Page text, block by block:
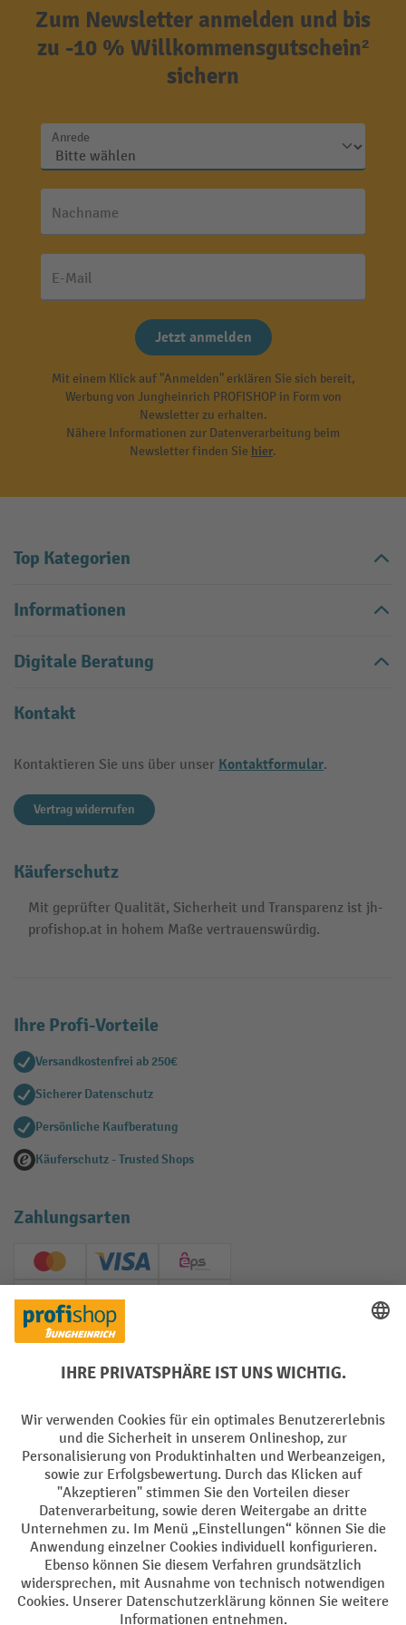
Zum Newsletter anmelden und bis
zu -10 % Willkommensgutschein²
sichern
Anrede
Nachname
E-Mail
Jetzt anmelden
Mit einem Klick auf "Anmelden" erklären Sie sich bereit,
Werbung von Jungheinrich PROFISHOP in Form von
Newsletter zu erhalten.
Nähere Informationen zur Datenverarbeitung beim
Newsletter finden Sie hier.
Top Kategorien
Informationen
Digitale Beratung
Kontakt
Kontaktieren Sie uns über unser Kontaktformular.
Vertrag widerrufen
Käuferschutz
Mit geprüfter Qualität, Sicherheit und Transparenz ist jh-
profishop.at in hohem Maße vertrauenswürdig.
Ihre Profi-Vorteile
Versandkostenfrei ab 250€
Sicherer Datenschutz
Persönliche Kaufberatung
Käuferschutz - Trusted Shops
Zahlungsarten
Creditcard (Master)Creditcard (Visa)
EPS
PayPal
Soziale Netzwerke
Impressum Datenschutz
Barrierefreiheit Privacy Settings
Alle Preise exkl. gesetzl. Mehrwertsteuer zzgl.Versandkostenund ggf.
Nachnahmegebühren, wenn nicht anders angegeben.
¹ Der Rabatt gilt so lange der Vorrat reicht. Der Rabatt gilt nicht auf